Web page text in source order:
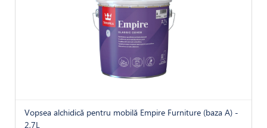
Vopsea alchidică pentru mobilă Empire Furniture (baza A) -
2,7L